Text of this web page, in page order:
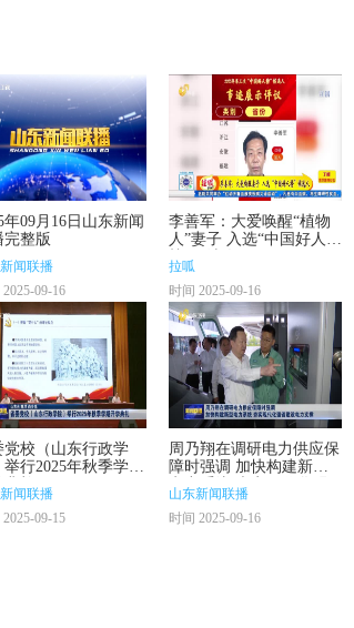
年09月16日山东新闻
完整版
闻联播
09-16
李善军：大爱唤醒“植物
人”妻子 入选“中国好人
榜”候选人
拉呱
时间 2025-09-16
党校（山东行政学
举行2025年秋季学期
典礼
闻联播
09-15
周乃翔在调研电力供应保
障时强调 加快构建新型
电力系统 夯实现代化强
省建设电力支撑
山东新闻联播
时间 2025-09-16